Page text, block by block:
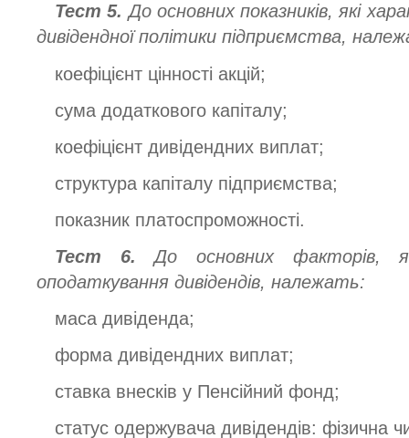
Тест 5. До основних показників, які
дивідендної політики підприємства,
коефіцієнт цінності акцій;
сума додаткового капіталу;
коефіцієнт дивідендних виплат;
структура капіталу підприємства;
показник платоспроможності.
Тест 6. До основних факторів,
оподаткування дивідендів, належать:
маса дивіденда;
форма дивідендних виплат;
ставка внесків у Пенсійний фонд;
статус одержувача дивідендів: фізична